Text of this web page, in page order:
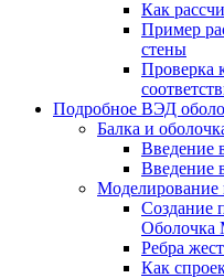
Как
Пример
стены
Проверка
Подробное ВЭД
Балка и
Введение
Введение
Моделирование
Создание
Ребра
Как